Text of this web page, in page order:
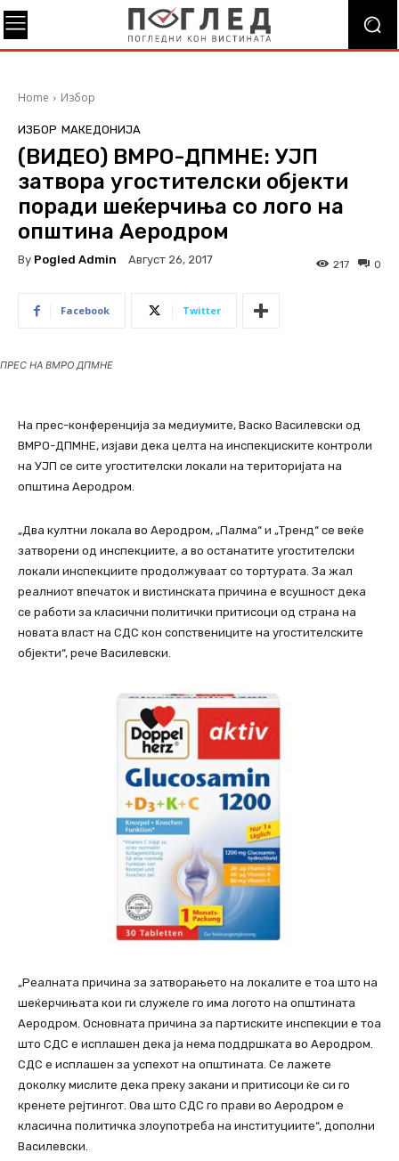
Home Избор
ИЗБОР МАКЕДОНИЈА
(ВИДЕО) ВМРО-ДПМНЕ: УЈП
затвора угостителски објекти
поради шеќерчиња со лого на
општина Аеродром
By Pogled Admin Август 26, 2017 0
217
Facebook Twitter
ПРЕС НА ВМРО ДПМНЕ
На прес-конференција за медиумите, Васко Василевски од
ВМРО-ДПМНЕ, изјави дека целта на инспекциските контроли
на УЈП се сите угостителски локали на територијата на
општина Аеродром.
„Два култни локала во Аеродром, „Палма“ и „Тренд“ се веќе
затворени од инспекциите, а во останатите угостителски
локали инспекциите продолжуваат со тортурата. За жал
реалниот впечаток и вистинската причина е всушност дека
се работи за класични политички притисоци од страна на
новата власт на СДС кон сопствениците на угостителските
објекти“, рече Василевски.
„Реалната причина за затворањето на локалите е тоа што на
шеќерчињата кои ги служеле го има логото на општината
Аеродром. Основната причина за партиските инспекции е тоа
што СДС е исплашен дека ја нема поддршката во Аеродром.
СДС е исплашен за успехот на општината. Се лажете
доколку мислите дека преку закани и притисоци ќе си го
кренете рејтингот. Ова што СДС го прави во Аеродром е
класична политичка злоупотреба на институциите“, дополни
Василевски.